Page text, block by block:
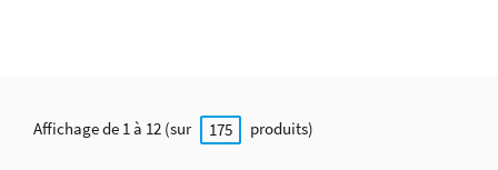
Affichage de 1 à 12 (sur 175 produits)